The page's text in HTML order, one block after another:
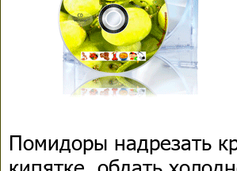
Помидоры надрезать